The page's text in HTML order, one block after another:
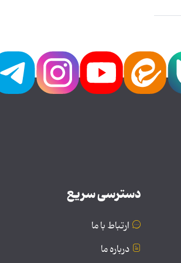
دسترسی سریع
ارتباط با ما
درباره ما